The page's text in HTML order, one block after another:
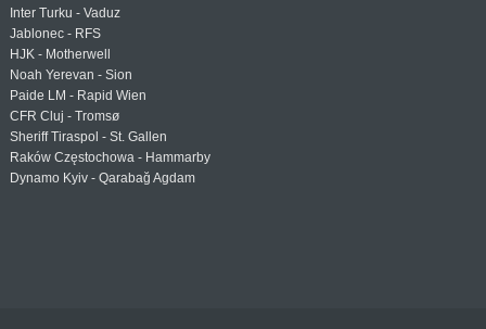
Inter Turku - Vaduz
Jablonec - RFS
HJK - Motherwell
Noah Yerevan - Sion
Paide LM - Rapid Wien
CFR Cluj - Tromsø
Sheriff Tiraspol - St. Gallen
Raków Częstochowa - Hammarby
Dynamo Kyiv - Qarabağ Agdam